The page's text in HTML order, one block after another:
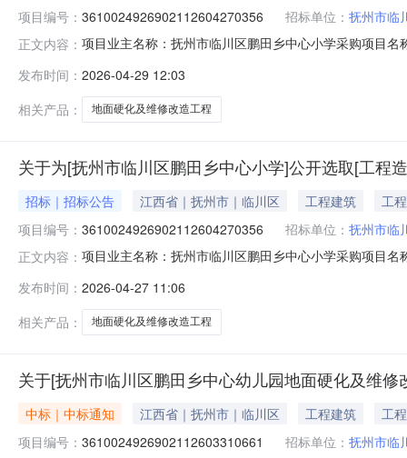
项目编号： 3610024926902112604270356 招标单位： 抚州市临
正文内容： 项目业主名称：抚州市临川区鹏田乡中心小学采购项目
工程管理办法计算费用洽谈时间：3（个工作日）签订合
发布时间： 2026-04-29 12:03
相关产品：
地面硬化及维修改造工程
关于为[抚州市临川区鹏田乡中心小学]公开选取[工程
招标｜招标公告 江西省｜抚州市｜临川区 工程建筑
工程
项目编号： 3610024926902112604270356 招标单位： 抚州市临
正文内容： 项目业主名称：抚州市临川区鹏田乡中心小学采购项目
州市临川区鹏田乡中心幼儿园地面硬化及维修改造工程
方式：邀请直选+
发布时间： 2026-04-27 11:06
相关产品：
地面硬化及维修改造工程
关于[抚州市临川区鹏田乡中心幼儿园地面硬化及维
中标｜中标通知 江西省｜抚州市｜临川区 工程建筑
工程
项目编号： 3610024926902112603310661 招标单位： 抚州市临